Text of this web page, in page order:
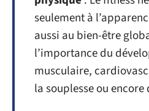
seulement à
aussi au bien-être
l’importance du
musculaire,
la souplesse ou